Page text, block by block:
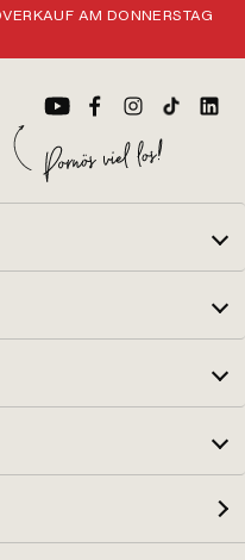
AM DONNERSTAG